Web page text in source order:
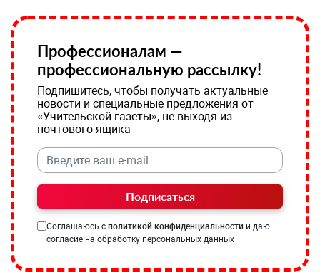
Профессионалам —
профессиональную рассылку!
Подпишитесь, чтобы получать актуальные
новости и специальные предложения от
«Учительской газеты», не выходя из
почтового ящика
Подписаться
Соглашаюсь с политикой конфиденциальности и даю
согласие на обработку персональных данных